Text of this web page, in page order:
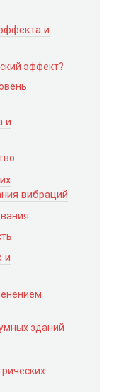
и
эффект?
и
вибраций
и
зданий